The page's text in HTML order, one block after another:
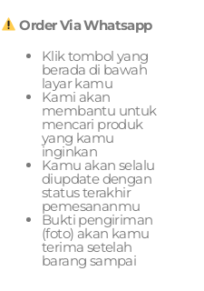
Order Via Whatsapp
Klik tombol yang
berada di bawah
layar kamu
Kami akan
membantu untuk
mencari produk
yang kamu
inginkan
Kamu akan selalu
diupdate dengan
status terakhir
pemesananmu
Bukti pengiriman
(foto) akan kamu
terima setelah
barang sampai